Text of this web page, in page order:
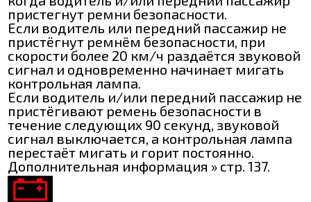
пристегнут ремни безопасности.
Если водитель или передний пассажир не
пристёгнут ремнём безопасности, при
скорости более 20 км/ч раздаётся звуковой
сигнал и одновременно начинает мигать
контрольная лампа.
Если водитель и/или передний пассажир не
пристёгивают ремень безопасности в
течение следующих 90 секунд, звуковой
сигнал выключается, а контрольная лампа
перестаёт мигать и горит постоянно.
Дополнительная информация » стр. 137.